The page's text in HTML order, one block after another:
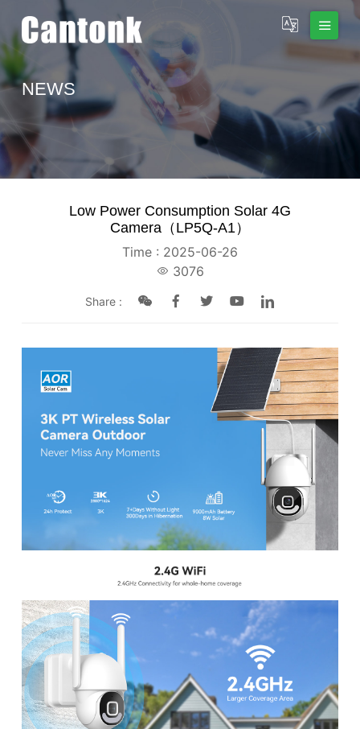
NEWS
Low Power Consumption Solar 4G
Camera（LP5Q-A1）
Time : 2025-06-26
3076
Share :